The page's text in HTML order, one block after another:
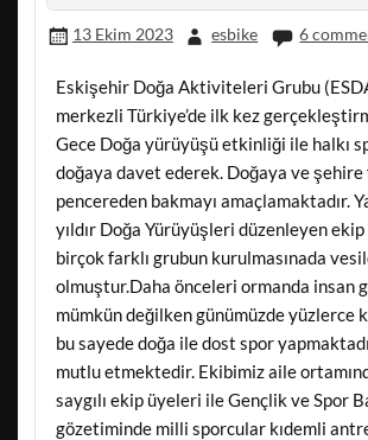
13 Ekim 2023 esbike 6
Eskişehir Doğa Aktiviteleri Grubu
merkezli Türkiye’de ilk kez
Gece Doğa yürüyüşü etkinliği ile halkı
doğaya davet ederek. Doğaya ve şehire
pencereden bakmayı amaçlamaktadır.
yıldır Doğa Yürüyüşleri düzenleyen
birçok farklı grubun kurulmasınada
olmuştur.Daha önceleri ormanda insan
mümkün değilken günümüzde yüzlerce
bu sayede doğa ile dost spor
mutlu etmektedir. Ekibimiz aile
saygılı ekip üyeleri ile Gençlik ve Spor
gözetiminde milli sporcular kıdemli